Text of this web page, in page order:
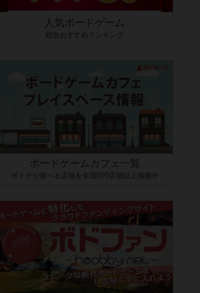
人気ボードゲーム
総合おすすめランキング
ボードゲームカフェ一覧
ボドゲが遊べる店舗を全国500店舗以上掲載中